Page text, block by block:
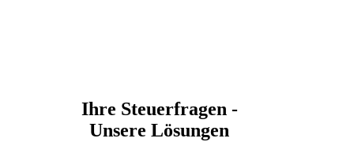
Ihre Steuerfragen -
Unsere Lösungen